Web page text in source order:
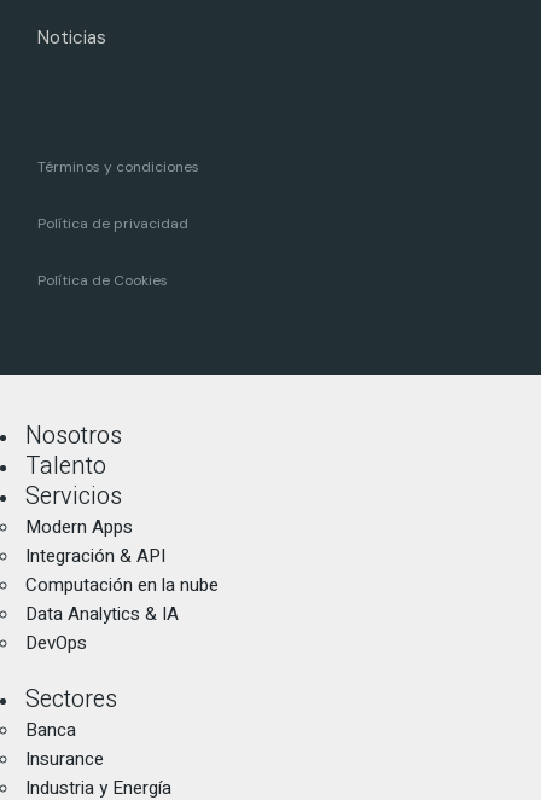
Noticias
Términos y condiciones
Política de privacidad
Política de Cookies
Nosotros
Talento
Servicios
Modern Apps
Integración & API
Computación en la nube
Data Analytics & IA
DevOps
Sectores
Banca
Insurance
Industria y Energía